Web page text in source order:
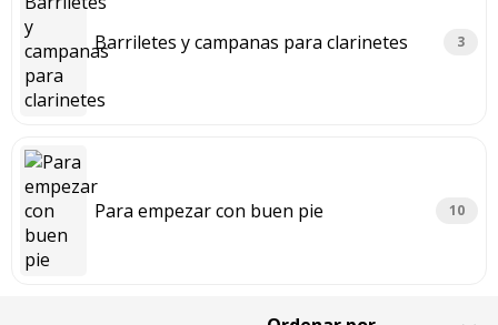
Barriletes y campanas para clarinetes 3
Para empezar con buen pie 10